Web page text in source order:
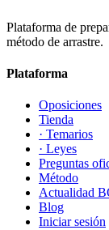
Plataforma de
método de arrastre.
Plataforma
Oposiciones
Tienda
· Temarios
· Leyes
Preguntas
Método
Actualidad
Blog
Iniciar sesión